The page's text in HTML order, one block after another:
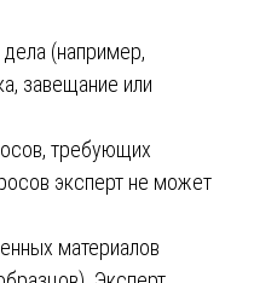
(например,
завещание или
требующих
эксперт не может
материалов